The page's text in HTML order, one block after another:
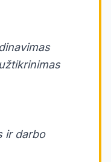
ir darbo